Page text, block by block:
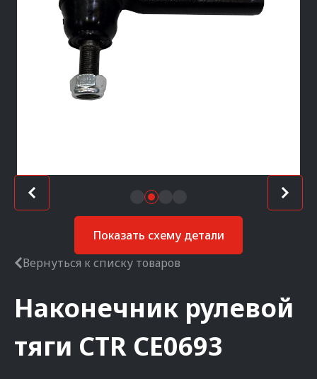
Показать схему детали
Вернуться к списку товаров
Наконечник рулевой
тяги CTR CE0693